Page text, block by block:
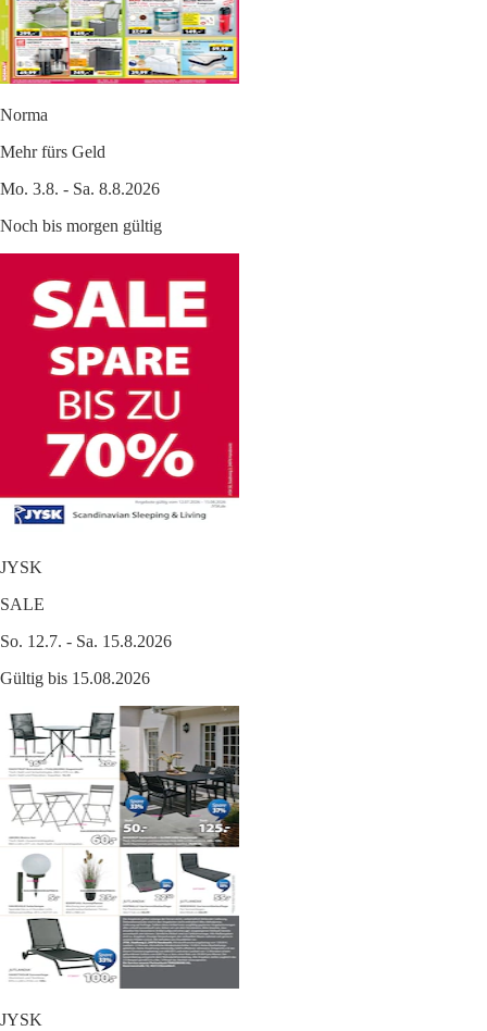
Norma
Mehr fürs Geld
Mo. 3.8. - Sa. 8.8.2026
Noch bis morgen gültig
JYSK
SALE
So. 12.7. - Sa. 15.8.2026
Gültig bis 15.08.2026
JYSK